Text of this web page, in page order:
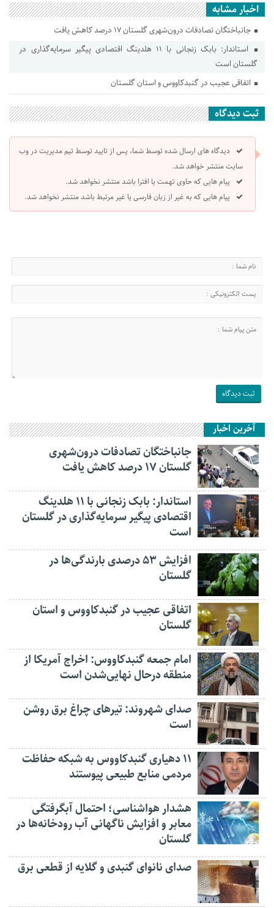
اخبار مشابه
جانباختگان تصادفات درون‌شهری گلستان ۱۷ درصد کاهش یافت
استاندار: بابک زنجانی با ۱۱ هلدینگ اقتصادی پیگیر سرمایه‌گذاری در
گلستان است
اتفاقی عجیب در‌ گنبدکاووس و استان گلستان
ثبت دیدگاه
دیدگاه های ارسال شده توسط شما، پس از تایید توسط تیم مدیریت در وب
سایت منتشر خواهد شد.
پیام هایی که حاوی تهمت یا افترا باشد منتشر نخواهد شد.
پیام هایی که به غیر از زبان فارسی یا غیر مرتبط باشد منتشر نخواهد شد.
آخرین اخبار
جانباختگان تصادفات درون‌شهری
گلستان ۱۷ درصد کاهش یافت
استاندار: بابک زنجانی با ۱۱ هلدینگ
اقتصادی پیگیر سرمایه‌گذاری در گلستان
است
افزایش ۵۳ درصدی بارندگی‌ها در
گلستان
اتفاقی عجیب در‌ گنبدکاووس و استان
گلستان
امام جمعه گنبدکاووس: اخراج آمریکا از
منطقه درحال نهایی‌شدن است
صدای شهروند: تیرهای چراغ برق روشن
است
۱۱ دهیاری گنبدکاووس به شبکه حفاظت
مردمی منابع طبیعی پیوستند
هشدار هواشناسی؛ احتمال آبگرفتگی
معابر و افزایش ناگهانی آب رودخانه‌ها در
گلستان
صدای نانوای گنبدی و گلایه از قطعی برق